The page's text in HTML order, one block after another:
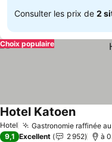
Consulter les prix de 2
Choix populaire
Hotel Gastronomie raffinée
Hotel Katoen
9,1 Excellent 2 952 à